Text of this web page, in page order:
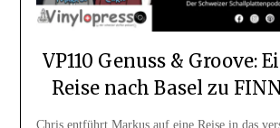
VP110 Genuss & Groove:
Reise nach Basel zu
Chris entführt Markus auf eine Reise in das